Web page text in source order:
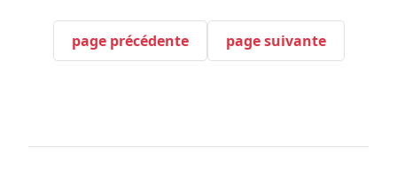
page précédente page suivante